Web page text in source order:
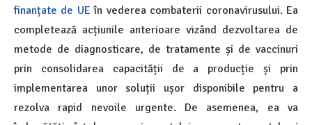
finanțate de UE în vederea combaterii coronavirusului. Ea
completează acțiunile anterioare vizând dezvoltarea de
metode de diagnosticare, de tratamente și de vaccinuri
prin consolidarea capacității de a producție și prin
implementarea unor soluții ușor disponibile pentru a
rezolva rapid nevoile urgente. De asemenea, ea va